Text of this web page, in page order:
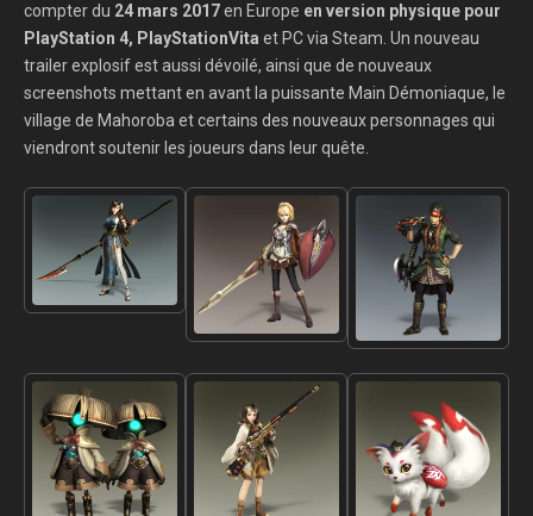
compter du 24 mars 2017en Europe en version physique pour
PlayStation 4, PlayStationVita et PC via Steam. Un nouveau
trailer explosif est aussi dévoilé, ainsi que de nouveaux
screenshots mettant en avant la puissante Main Démoniaque, le
village de Mahoroba et certains des nouveaux personnages qui
viendront soutenir les joueurs dans leur quête.